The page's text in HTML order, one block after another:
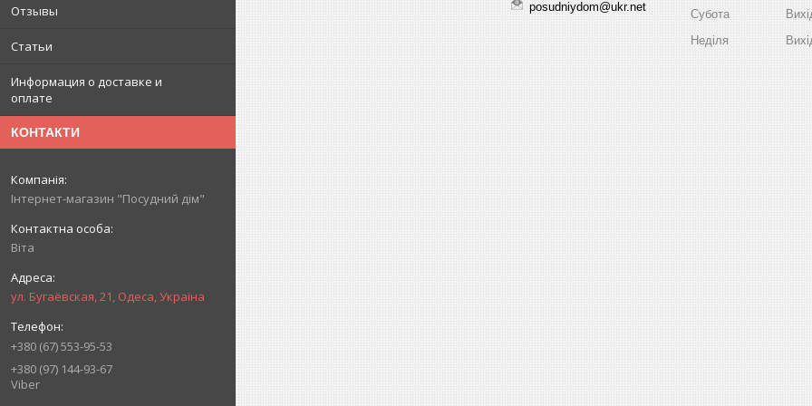
Отзывы
Статьи
Информация о доставке и
оплате
КОНТАКТИ
Інтернет-магазин "Посудний дім"
Віта
ул. Бугаёвская, 21, Одеса, Україна
+380 (67) 553-95-53
+380 (97) 144-93-67
Viber
posudniydom@ukr.net
Субота
Неділя